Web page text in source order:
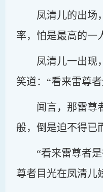
凤清儿的出场
率，怕是最高的一
凤清儿一出现
笑道：“看来雷尊
闻言，那雷尊
般，倒是迫不得已
“看来雷尊者
尊者目光在凤清儿